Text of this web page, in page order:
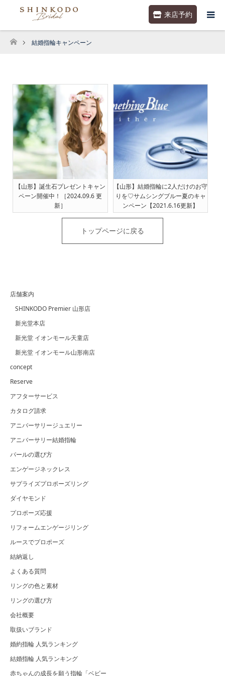
来店予約
ホーム
結婚指輪キャンペーン
【山形】誕生石プレゼントキャン
ペーン開催中！［2024.09.6 更
新］
【山形】結婚指輪に2人だけのお守
りを♡サムシングブルー夏のキャ
ンペーン【2021.6.16更新】
トップページに戻る
店舗案内
SHINKODO Premier 山形店
新光堂本店
新光堂 イオンモール天童店
新光堂 イオンモール山形南店
concept
Reserve
アフターサービス
カタログ請求
アニバーサリージュエリー
アニバーサリー結婚指輪
パールの選び方
エンゲージネックレス
サプライズプロポーズリング
ダイヤモンド
プロポーズ応援
リフォームエンゲージリング
ルースでプロポーズ
結納返し
よくある質問
リングの色と素材
リングの選び方
会社概要
取扱いブランド
婚約指輪 人気ランキング
結婚指輪 人気ランキング
赤ちゃんの成長を願う指輪「ベビー